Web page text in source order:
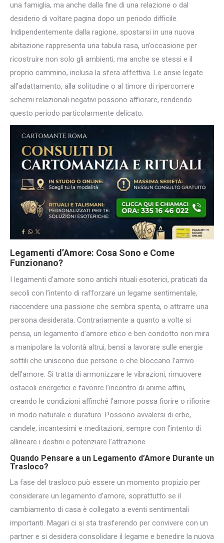
una famiglia, ma anche dalla fine di una relazione o dal
desiderio di voltare pagina dopo un periodo difficile.
Indipendentemente dalla ragione, spostarsi in una nuova
abitazione rappresenta una tabula rasa, un’occasione per
ricostruire non solo gli ambienti, ma anche se stessi e il
proprio cammino, inclusa la sfera affettiva. Le ansie legate
all’adattamento, alla solitudine o al timore di ripercorrere
schemi relazionali negativi possono affiorare, rendendo
questo periodo particolarmente delicato.
Legamenti d’Amore: Cosa Sono e Come
Funzionano?
I legamenti d’amore sono antichi rituali esoterici, praticati da
secoli con l’intento di rafforzare un legame sentimentale,
riaccendere una passione che sembra spenta, o attrarre una
persona desiderata. Contrariamente a quanto a volte si
pensa, un legamento d’amore etico e ben condotto non mira
a manipolare la volontà altrui, bensì a lavorare sulle energie
sottili che uniscono due persone o che bloccano l’arrivo
dell’amore. Si tratta di armonizzare le vibrazioni, rimuovere
ostacoli energetici e favorire l’incontro di anime affini,
creando le condizioni affinché l’amore possa fiorire o rifiorire
in modo naturale e duraturo. Possono avvalersi di erbe,
candele, incantesimi e meditazioni, sempre con l’intento di
allineare i destini e potenziare l’attrazione.
Quando Pensare a un Legamento d’Amore Durante un
Trasloco?
La fase del trasloco può essere un momento propizio per
considerare un legamento d’amore, soprattutto se il
cambiamento di casa è collegato a eventi sentimentali
importanti. Magari ci si sta trasferendo per convivere con un
partner e si desidera consolidare il legame e benedire la nuova